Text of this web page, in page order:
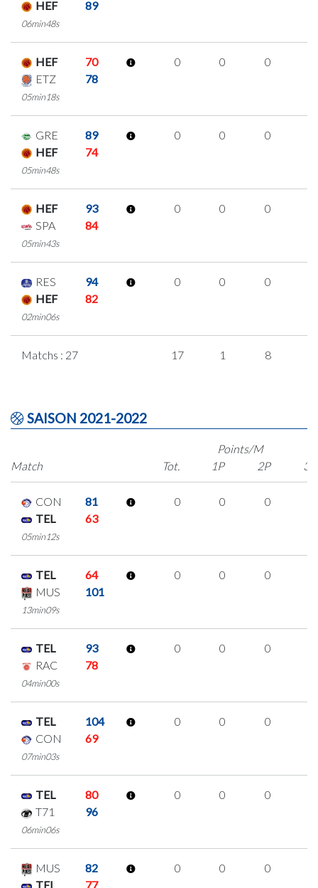
HEF 89
06min48s
HEF
70
ETZ
78
05min18s
0 0 0
GRE
89
HEF
74
05min48s
0 0 0
HEF
93
SPA
84
05min43s
0 0 0
RES
94
HEF
82
02min06s
0 0 0
Matchs : 27 17 1 8
SAISON 2021-2022
Match
Points/M
Tot.
1P 2P 3P
CON
81
TEL
63
05min12s
0 0 0
TEL
64
MUS
101
13min09s
0 0 0
TEL
93
RAC
78
04min00s
0 0 0
TEL
104
CON
69
07min03s
0 0 0
TEL
80
T71
96
06min06s
0 0 0
MUS
82
TEL
77
0 0 0